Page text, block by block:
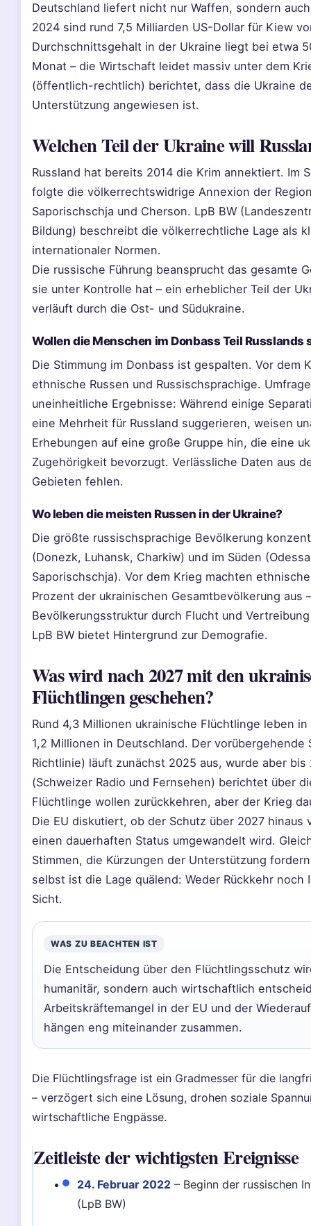
Deutschland liefert nicht nur Waffen, sondern
2024 sind rund 7,5 Milliarden US-Dollar für Kiew
Durchschnittsgehalt in der Ukraine liegt bei etwa
Monat – die Wirtschaft leidet massiv unter dem
(öffentlich-rechtlich) berichtet, dass die Ukraine
Unterstützung angewiesen ist.
Welchen Teil der Ukraine will
Russland hat bereits 2014 die Krim annektiert. Im
folgte die völkerrechtswidrige Annexion der
Saporischschja und Cherson. LpB BW
Bildung) beschreibt die völkerrechtliche Lage als
internationaler Normen.
Die russische Führung beansprucht das gesamte
sie unter Kontrolle hat – ein erheblicher Teil der
verläuft durch die Ost- und Südukraine.
Wollen die Menschen im Donbass Teil Russlands
Die Stimmung im Donbass ist gespalten. Vor dem
ethnische Russen und Russischsprachige.
uneinheitliche Ergebnisse: Während einige
eine Mehrheit für Russland suggerieren, weisen
Erhebungen auf eine große Gruppe hin, die eine
Zugehörigkeit bevorzugt. Verlässliche Daten aus
Gebieten fehlen.
Wo leben die meisten Russen in der Ukraine?
Die größte russischsprachige Bevölkerung
(Donezk, Luhansk, Charkiw) und im Süden
Saporischschja). Vor dem Krieg machten
Prozent der ukrainischen Gesamtbevölkerung aus
Bevölkerungsstruktur durch Flucht und
LpB BW bietet Hintergrund zur Demografie.
Was wird nach 2027 mit den
Flüchtlingen geschehen?
Rund 4,3 Millionen ukrainische Flüchtlinge leben
1,2 Millionen in Deutschland. Der vorübergehende
Richtlinie) läuft zunächst 2025 aus, wurde aber bis
(Schweizer Radio und Fernsehen) berichtet über
Flüchtlinge wollen zurückkehren, aber der Krieg
Die EU diskutiert, ob der Schutz über 2027 hinaus
einen dauerhaften Status umgewandelt wird.
Stimmen, die Kürzungen der Unterstützung
selbst ist die Lage quälend: Weder Rückkehr noch
Sicht.
WAS ZU BEACHTEN IST
Die Entscheidung über den Flüchtlingsschutz
humanitär, sondern auch wirtschaftlich
Arbeitskräftemangel in der EU und der
hängen eng miteinander zusammen.
Die Flüchtlingsfrage ist ein Gradmesser für die
– verzögert sich eine Lösung, drohen soziale
wirtschaftliche Engpässe.
Zeitleiste der wichtigsten Ereignisse
24. Februar 2022 – Beginn der russischen
(LpB BW)